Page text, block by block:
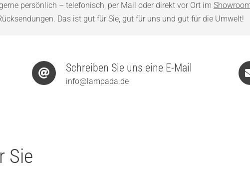
persönlich – telefonisch, per Mail oder direkt vor Ort im
Das ist gut für Sie, gut für uns und gut für die Umwelt!
Schreiben Sie uns eine E-Mail
info@lampada.de
Sie